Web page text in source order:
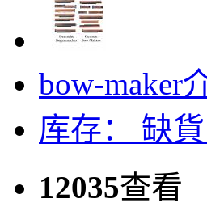
bow-maker
库存： 缺貨
12035查看